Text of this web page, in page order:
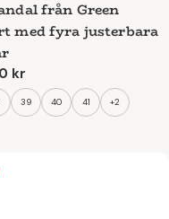
från Green
med fyra justerbara
kr
39 40 41 +2